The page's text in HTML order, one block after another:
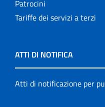
Patrocini
Tariffe dei servizi a terzi
ATTI DI NOTIFICA
Atti di notificazione per